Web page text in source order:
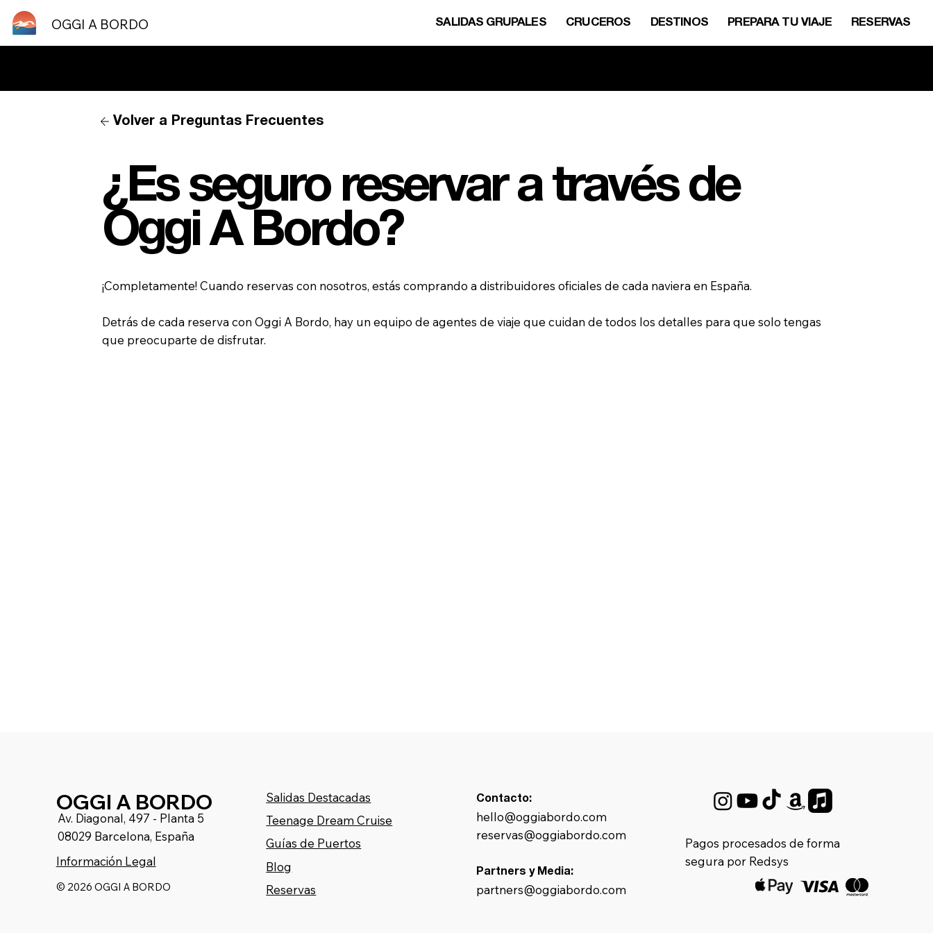
OGGI A BORDO SALIDAS GRUPALES CRUCEROS DESTINOS PREPARA TU VIAJE RESERVAS
Volver a Preguntas Frecuentes
¿Es seguro reservar a través de
Oggi A Bordo?
¡Completamente! Cuando reservas con nosotros, estás comprando a distribuidores oficiales de cada naviera en España.
Detrás de cada reserva con Oggi A Bordo, hay un equipo de agentes de viaje que cuidan de todos los detalles para que solo tengas
que preocuparte de disfrutar.
OGGI A BORDO
Av. Diagonal, 497 - Planta 5
08029 Barcelona, España
Información Legal
© 2026 OGGI A BORDO
Salidas Destacadas
Teenage Dream Cruise
Guías de Puertos
Blog
Reservas
Contacto:
hello@oggiabordo.com
reservas@oggiabordo.com
Partners y Media:
partners@oggiabordo.com
Pagos procesados de forma
segura por Redsys